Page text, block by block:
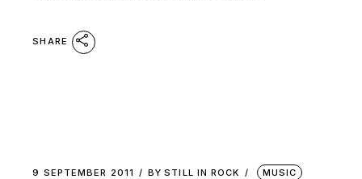
SHARE
9 SEPTEMBER 2011 BY STILL IN ROCK
MUSIC